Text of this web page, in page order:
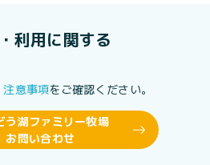
利用に関する
意事項をご確認ください。
う湖ファミリー牧場
お問い合わせ